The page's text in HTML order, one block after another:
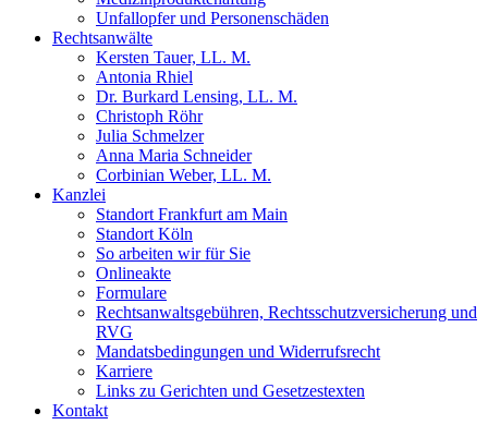
Unfallopfer und Personenschäden
Rechtsanwälte
Kersten Tauer, LL. M.
Antonia Rhiel
Dr. Burkard Lensing, LL. M.
Christoph Röhr
Julia Schmelzer
Anna Maria Schneider
Corbinian Weber, LL. M.
Kanzlei
Standort Frankfurt am Main
Standort Köln
So arbeiten wir für Sie
Onlineakte
Formulare
Rechtsanwaltsgebühren, Rechtsschutzversicherung und
RVG
Mandatsbedingungen und Widerrufsrecht
Karriere
Links zu Gerichten und Gesetzestexten
Kontakt